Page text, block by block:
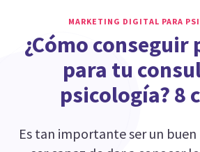
MARKETING DIGITAL PARA
¿Cómo conseguir
para tu
psicología? 8
Es tan importante ser un